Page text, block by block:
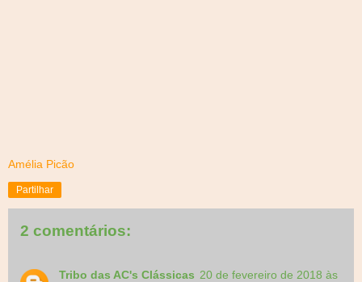
Amélia Picão
Partilhar
2 comentários:
Tribo das AC's Clássicas 20 de fevereiro de 2018 às